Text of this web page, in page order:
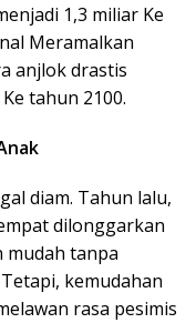
1,3 miliar Ke
Meramalkan
anjlok drastis
tahun 2100.
diam. Tahun lalu,
dilonggarkan
mudah tanpa
kemudahan
rasa pesimis